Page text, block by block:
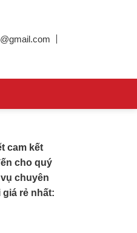
cam kết
cho quý
chuyên
rẻ nhất: